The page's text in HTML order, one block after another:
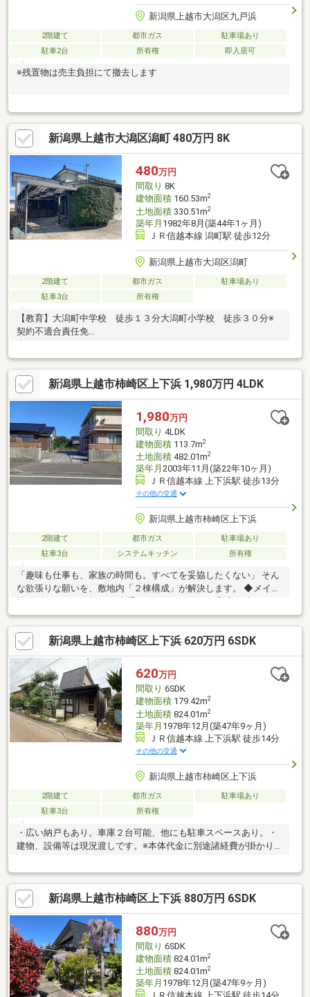
新潟県上越市大潟区九戸浜
2階建て 都市ガス
駐車場あり
駐車2台
所有権 即入居可
※残置物は売主負担にて撤去します
新潟県上越市大潟区潟町 480万円 8K
480万円
間取り 8K
建物面積160.53m2
土地面積330.51m2
築年月 1982年8月(築44年1ヶ月)
ＪＲ信越本線 潟町駅 徒歩12分
新潟県上越市大潟区潟町
2階建て 都市ガス
駐車場あり
駐車3台
所有権
【教育】大潟町中学校 徒歩１３分大潟町小学校 徒歩３０分※
契約不適合責任免
※境界非明示
新潟県上越市柿崎区上下浜 1,980万円 4LDK
1,980万円
間取り 4LDK
建物面積113.7m2
土地面積482.01m2
築年月 2003年11月(築22年10ヶ月)
ＪＲ信越本線 上下浜駅 徒歩13分
その他の交通
新潟県上越市柿崎区上下浜
2階建て 都市ガス
駐車場あり
駐車3台
システムキッチン 所有権
「趣味も仕事も、家族の時間も。すべてを妥協したくない」 そん
な欲張りな願いを、敷地内「２棟構成」が解決します。 ◆メイン
ーシャンビューのリビングで、刻一刻と変わる空の色を楽しめま
す。 ◆別棟の平屋は、あなただけの「自由空間」。 リモートワー
クに没頭する書斎として。 あるいは、バイクや釣具をメンテナン
スする秘密基地として。 完全に独立しているから、家族に気兼ね
なく集中できます。 ◆海岸まで歩いて４分という近さ。 朝一番の
釣りを楽しみ、そのまま自宅のシャワーへ。 週末は家族で浜辺を
散歩し、夕日を眺める。 そんな、かけがえのない時間がここには
あ
新潟県上越市柿崎区上下浜 620万円 6SDK
620万円
間取り 6SDK
建物面積179.42m2
土地面積824.01m2
築年月 1978年12月(築47年9ヶ月)
ＪＲ信越本線 上下浜駅 徒歩14分
その他の交通
新潟県上越市柿崎区上下浜
2階建て 都市ガス
駐車場あり
駐車3台
所有権
・広い納戸もあり。車庫２台可能、他にも駐車スペースあり。・
建物、設備等は現況渡しです。※本体代金に別途諸経費が掛かり
新潟県上越市柿崎区上下浜 880万円 6SDK
880万円
間取り 6SDK
建物面積824.01m2
土地面積824.01m2
築年月 1978年12月(築47年9ヶ月)